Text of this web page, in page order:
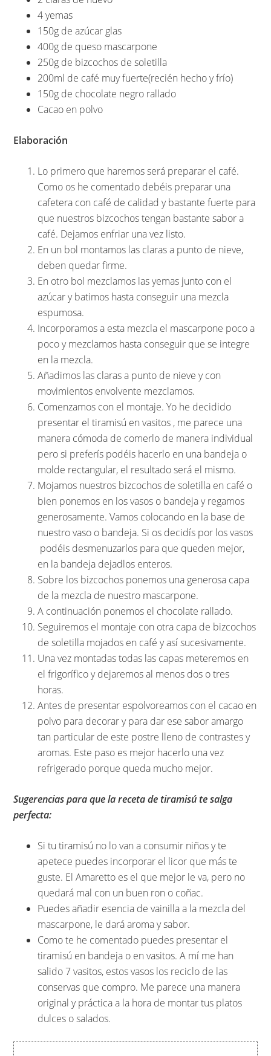
4 yemas
150g de azúcar glas
400g de queso mascarpone
250g de bizcochos de soletilla
200ml de café muy fuerte(recién hecho y frío)
150g de chocolate negro rallado
Cacao en polvo
Elaboración
Lo primero que haremos será preparar el café.
Como os he comentado debéis preparar una
cafetera con café de calidad y bastante fuerte para
que nuestros bizcochos tengan bastante sabor a
café. Dejamos enfriar una vez listo.
En un bol montamos las claras a punto de nieve,
deben quedar firme.
En otro bol mezclamos las yemas junto con el
azúcar y batimos hasta conseguir una mezcla
espumosa.
Incorporamos a esta mezcla el mascarpone poco a
poco y mezclamos hasta conseguir que se integre
en la mezcla.
Añadimos las claras a punto de nieve y con
movimientos envolvente mezclamos.
Comenzamos con el montaje. Yo he decidido
presentar el tiramisú en vasitos , me parece una
manera cómoda de comerlo de manera individual
pero si preferís podéis hacerlo en una bandeja o
molde rectangular, el resultado será el mismo.
Mojamos nuestros bizcochos de soletilla en café o
bien ponemos en los vasos o bandeja y regamos
generosamente. Vamos colocando en la base de
nuestro vaso o bandeja. Si os decidís por los vasos
podéis desmenuzarlos para que queden mejor,
en la bandeja dejadlos enteros.
Sobre los bizcochos ponemos una generosa capa
de la mezcla de nuestro mascarpone.
A continuación ponemos el chocolate rallado.
Seguiremos el montaje con otra capa de bizcochos
de soletilla mojados en café y así sucesivamente.
Una vez montadas todas las capas meteremos en
el frigorífico y dejaremos al menos dos o tres
horas.
Antes de presentar espolvoreamos con el cacao en
polvo para decorar y para dar ese sabor amargo
tan particular de este postre lleno de contrastes y
aromas. Este paso es mejor hacerlo una vez
refrigerado porque queda mucho mejor.
Sugerencias para que la receta de tiramisú te salga
perfecta:
Si tu tiramisú no lo van a consumir niños y te
apetece puedes incorporar el licor que más te
guste. El Amaretto es el que mejor le va, pero no
quedará mal con un buen ron o coñac.
Puedes añadir esencia de vainilla a la mezcla del
mascarpone, le dará aroma y sabor.
Como te he comentado puedes presentar el
tiramisú en bandeja o en vasitos. A mí me han
salido 7 vasitos, estos vasos los reciclo de las
conservas que compro. Me parece una manera
original y práctica a la hora de montar tus platos
dulces o salados.